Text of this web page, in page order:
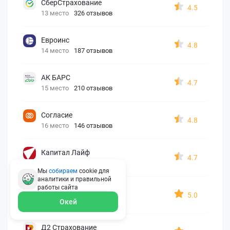
СберСтрахование
13 место 326 отзывов
4.5
Евроинс
14 место 187 отзывов
4.8
АК БАРС
15 место 210 отзывов
4.7
Согласие
16 место 146 отзывов
4.8
Капитал Лайф
4.7
Georgia assistance
18 место 30 отзывов
5.0
Д2 Страхование
Мы собираем cookie для
аналитики и правильной
работы сайта
Окей